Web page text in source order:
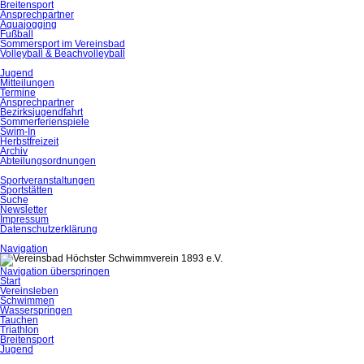
Breitensport
Ansprechpartner
Aquajogging
Fußball
Sommersport im Vereinsbad
Volleyball & Beachvolleyball
Jugend
Mitteilungen
Termine
Ansprechpartner
Bezirksjugendfahrt
Sommerferienspiele
Swim-In
Herbstfreizeit
Archiv
Abteilungsordnungen
Sportveranstaltungen
Sportstätten
Suche
Newsletter
Impressum
Datenschutzerklärung
Navigation
Navigation überspringen
Start
Vereinsleben
Schwimmen
Wasserspringen
Tauchen
Triathlon
Breitensport
Jugend